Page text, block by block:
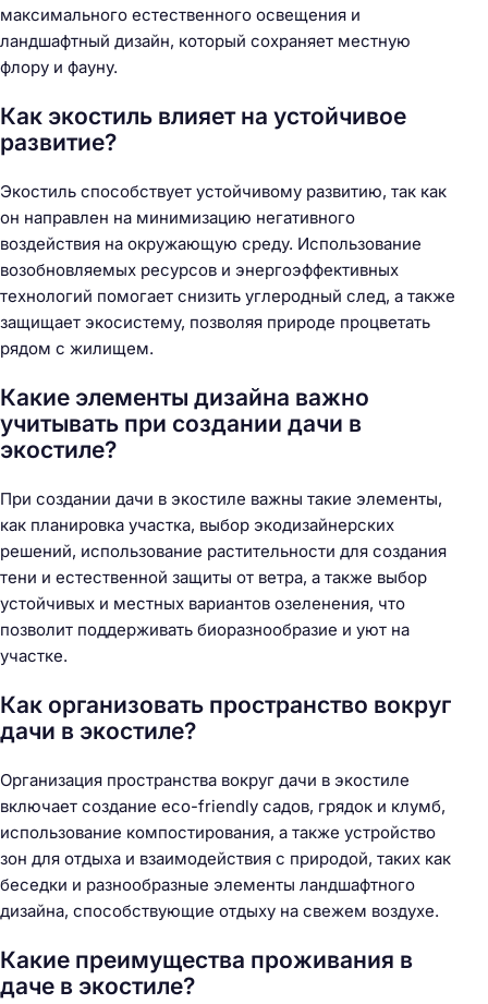
максимального естественного освещения и
ландшафтный дизайн, который сохраняет местную
флору и фауну.
Как экостиль влияет на устойчивое
развитие?
Экостиль способствует устойчивому развитию, так как
он направлен на минимизацию негативного
воздействия на окружающую среду. Использование
возобновляемых ресурсов и энергоэффективных
технологий помогает снизить углеродный след, а также
защищает экосистему, позволяя природе процветать
рядом с жилищем.
Какие элементы дизайна важно
учитывать при создании дачи в
экостиле?
При создании дачи в экостиле важны такие элементы,
как планировка участка, выбор экодизайнерских
решений, использование растительности для создания
тени и естественной защиты от ветра, а также выбор
устойчивых и местных вариантов озеленения, что
позволит поддерживать биоразнообразие и уют на
участке.
Как организовать пространство вокруг
дачи в экостиле?
Организация пространства вокруг дачи в экостиле
включает создание eco-friendly садов, грядок и клумб,
использование компостирования, а также устройство
зон для отдыха и взаимодействия с природой, таких как
беседки и разнообразные элементы ландшафтного
дизайна, способствующие отдыху на свежем воздухе.
Какие преимущества проживания в
даче в экостиле?